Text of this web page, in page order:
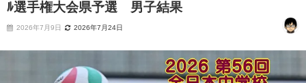
ﾙ選手権大会県予選 男子結果
2026年7月9日 2026年7月24日